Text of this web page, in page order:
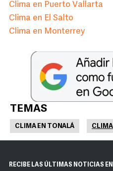
Clima en Puerto Vallarta
Clima en El Salto
Clima en Monterrey
TEMAS
CLIMA EN TONALÁ CLIMA
RECIBE LAS ÚLTIMAS NOTICIAS